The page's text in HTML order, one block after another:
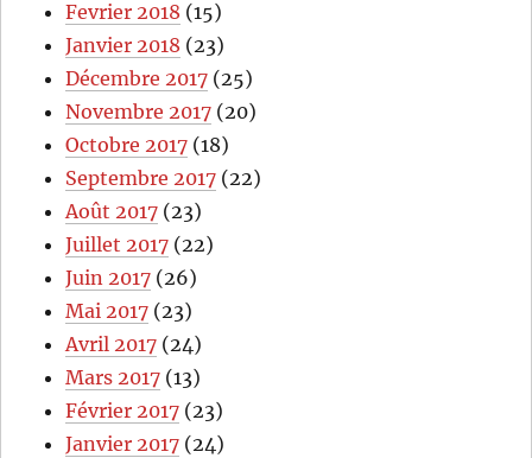
Fevrier 2018 (15)
Janvier 2018 (23)
Décembre 2017 (25)
Novembre 2017 (20)
Octobre 2017 (18)
Septembre 2017 (22)
Août 2017 (23)
Juillet 2017 (22)
Juin 2017 (26)
Mai 2017 (23)
Avril 2017 (24)
Mars 2017 (13)
Février 2017 (23)
Janvier 2017 (24)